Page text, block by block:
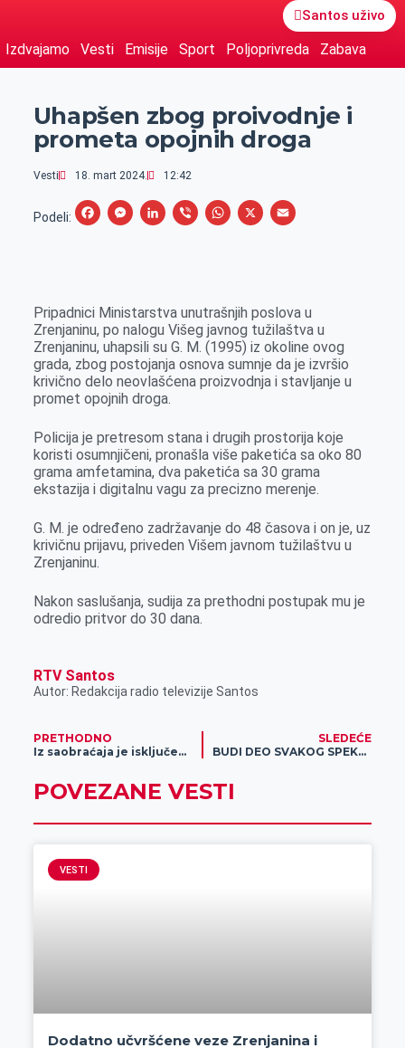
Santos uživo
Izdvajamo Vesti Emisije Sport Poljoprivreda Zabava
Uhapšen zbog proivodnje i
prometa opojnih droga
Vesti 18. mart 2024. 12:42
Podeli:
F
b
o
o
k
M
e
n
g
e
L
e
d
I
n
V
r
W
s
A
p
p
X
E
l
Pripadnici Ministarstva unutrašnjih poslova u
Zrenjaninu, po nalogu Višeg javnog tužilaštva u
Zrenjaninu, uhapsili su G. M. (1995) iz okoline ovog
grada, zbog postojanja osnova sumnje da je izvršio
krivično delo neovlašćena proizvodnja i stavljanje u
promet opojnih droga.
Policija je pretresom stana i drugih prostorija koje
koristi osumnjičeni, pronašla više paketića sa oko 80
grama amfetamina, dva paketića sa 30 grama
ekstazija i digitalnu vagu za precizno merenje.
G. M. je određeno zadržavanje do 48 časova i on je, uz
krivičnu prijavu, priveden Višem javnom tužilaštvu u
Zrenjaninu.
Nakon saslušanja, sudija za prethodni postupak mu je
odredio pritvor do 30 dana.
RTV Santos
Autor: Redakcija radio televizije Santos
PRETHODNO
Iz saobraćaja je isključeno 10 vozača automobila koji su vozili pod dejstvom alkohola
SLEDEĆE
BUDI DEO SVAKOG SPEKTAKLA: Utakmice, koncerti, pozorišta, festivali – kupi ulaznice za sve događaje u Meridianu!
POVEZANE VESTI
VESTI
Dodatno učvršćene veze Zrenjanina i